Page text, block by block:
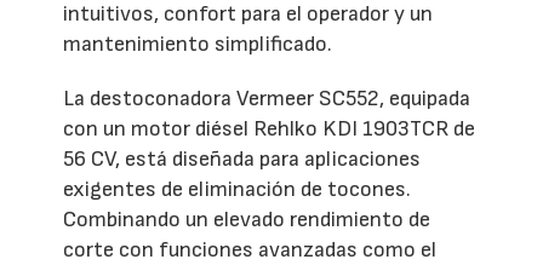
intuitivos, confort para el operador y un
mantenimiento simplificado.
La destoconadora Vermeer SC552, equipada
con un motor diésel Rehlko KDI 1903TCR de
56 CV, está diseñada para aplicaciones
exigentes de eliminación de tocones.
Combinando un elevado rendimiento de
corte con funciones avanzadas como el